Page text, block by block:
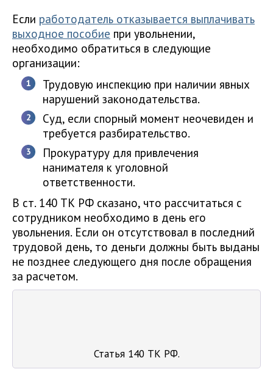
Если работодатель отказывается выплачивать
выходное пособие при увольнении,
необходимо обратиться в следующие
организации:
Трудовую инспекцию при наличии явных
нарушений законодательства.
Суд, если спорный момент неочевиден и
требуется разбирательство.
Прокуратуру для привлечения
нанимателя к уголовной
ответственности.
В ст. 140 ТК РФ сказано, что рассчитаться с
сотрудником необходимо в день его
увольнения. Если он отсутствовал в последний
трудовой день, то деньги должны быть выданы
не позднее следующего дня после обращения
за расчетом.
Статья 140 ТК РФ.